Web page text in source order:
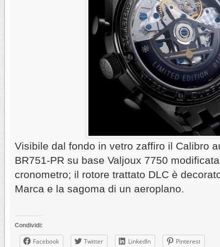
Visibile dal fondo in vetro zaffiro il Calibro
BR751-PR su base Valjoux 7750
cronometro; il rotore trattato DLC è
Marca e la sagoma di un aeroplano.
Condividi:
Facebook Twitter LinkedIn Pinterest